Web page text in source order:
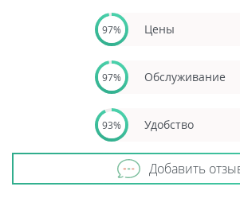
97% Цены
97% Обслуживание
93% Удобство
Добавить